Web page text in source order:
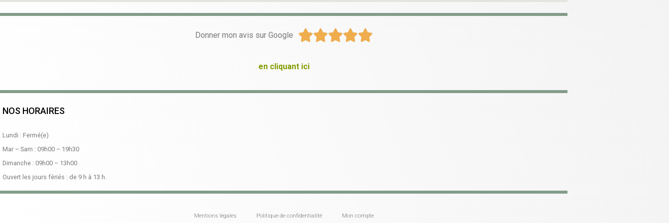
Donner mon avis sur Google 
en cliquant ici
NOS HORAIRES
Lundi : Fermé(e)
Mar – Sam : 09h00 – 19h30
Dimanche : 09h00 – 13h00
Ouvert les jours fériés : de 9 h à 13 h.
Mentions légales Politique de confidentialité Mon compte